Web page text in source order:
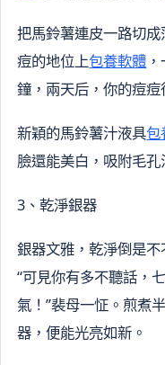
把馬鈴薯連皮一路切
痘的地位上包養軟體
鐘，兩天后，你的痘痘
新穎的馬鈴薯汁液具包
臉還能美白，吸附毛
3、乾淨銀器
銀器文雅，乾淨倒是
“可見你有多不聽話，
氣！”裴母一怔。煎煮
器，便能光亮如新。